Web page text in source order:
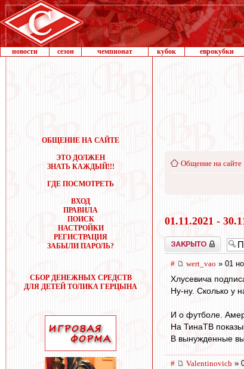
новости сезон чемпионат кубок еврокубки
ОБЩЕНИЕ НА САЙТЕ
ЭТО ДОЛЖЕН
ЗНАТЬ КАЖДЫЙ!!!
ГДЕ ПОСМОТРЕТЬ
ВХОД
ПРАВИЛА
ПОИСК
НАСТРОЙКИ
РЕГИСТРАЦИЯ
ЗАБЫЛИ ПАРОЛЬ?
СБОР ДЕНЕЖНЫХ СРЕДСТВ
ДЛЯ ДЕТЕЙ ТОЛИКА ГЕРЦЫНА
Общение на сайте
01.11.2021 -
Закрыто
# wert_vao » 01
Хлусевича
Ну-ну. Сколько у
И о футболе.
На ТинаТВ
В вынужденные
# Valentinovich »